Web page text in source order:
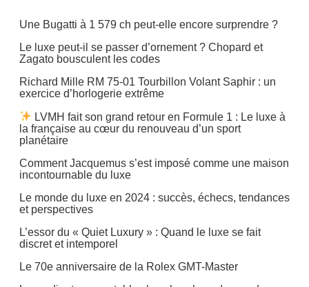
Yachting
Une Bugatti à 1 579 ch peut-elle encore surprendre ?
Le luxe peut-il se passer d’ornement ? Chopard et
Zagato bousculent les codes
Richard Mille RM 75-01 Tourbillon Volant Saphir : un
exercice d’horlogerie extrême
LVMH fait son grand retour en Formule 1 : Le luxe à
la française au cœur du renouveau d’un sport
planétaire
Comment Jacquemus s’est imposé comme une maison
incontournable du luxe
Le monde du luxe en 2024 : succès, échecs, tendances
et perspectives
L’essor du « Quiet Luxury » : Quand le luxe se fait
discret et intemporel
Le 70e anniversaire de la Rolex GMT-Master